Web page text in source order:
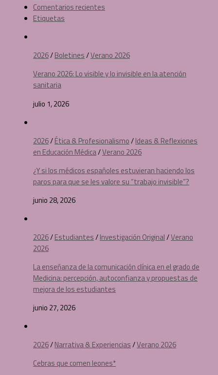
Comentarios recientes
Etiquetas
2026/Boletines/Verano 2026
Verano 2026: Lo visible y lo invisible en la atención
sanitaria
julio 1, 2026
2026/Ética & Profesionalismo/Ideas & Reflexiones
en Educación Médica/Verano 2026
¿Y si los médicos españoles estuvieran haciendo los
paros para que se les valore su “trabajo invisible”?
junio 28, 2026
2026/Estudiantes/Investigación Original/Verano
2026
La enseñanza de la comunicación clínica en el grado de
Medicina: percepción, autoconfianza y propuestas de
mejora de los estudiantes
junio 27, 2026
2026/Narrativa & Experiencias/Verano 2026
Cebras que comen leones*